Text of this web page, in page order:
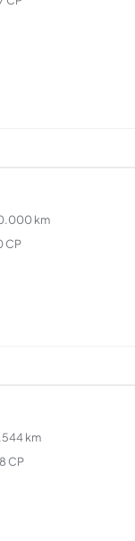
km
CP
km
CP